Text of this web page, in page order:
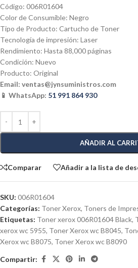
Código: 006R01604
Color de Consumible: Negro
Tipo de Producto: Cartucho de Toner
Tecnología de impresión: Laser
Rendimiento: Hasta 88,000 páginas
Condición: Nuevo
Producto: Original
Email: ventas@jynsuministros.com
📱 WhatsApp: 51 991 864 930
AÑADIR AL
Comparar Añadir a la lista de
SKU: 006R01604
Categorías: Toner Xerox, Toners de
Etiquetas: Toner xerox 006R01604 Black,
xerox wc 5955, Toner Xerox wc B8045,
Xerox wc B8075, Toner Xerox wc B8090
Compartir: